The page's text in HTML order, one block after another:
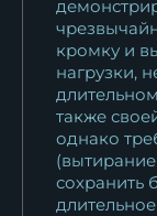
кромку и
нагрузки,
также
однако
сохранить